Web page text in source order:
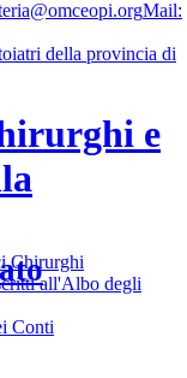
Mail:
e
Chirurghi
all'Albo degli
Conti